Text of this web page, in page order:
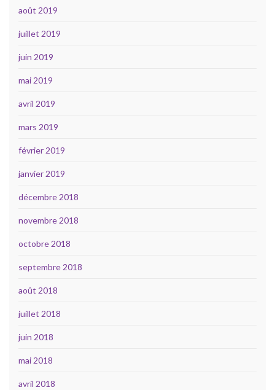
août 2019
juillet 2019
juin 2019
mai 2019
avril 2019
mars 2019
février 2019
janvier 2019
décembre 2018
novembre 2018
octobre 2018
septembre 2018
août 2018
juillet 2018
juin 2018
mai 2018
avril 2018